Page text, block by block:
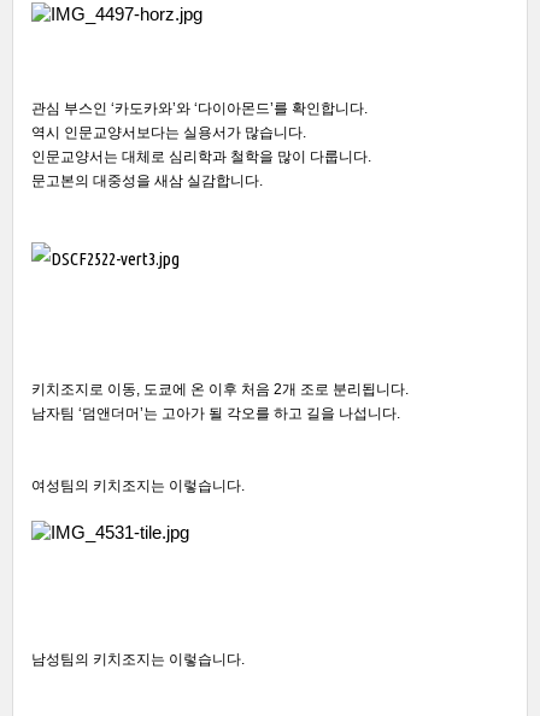
관심 부스인 ‘카도카와’와 ‘다이아몬드’를 확인합니다.
역시 인문교양서보다는 실용서가 많습니다.
인문교양서는 대체로 심리학과 철학을 많이 다룹니다.
문고본의 대중성을 새삼 실감합니다.
키치조지로 이동, 도쿄에 온 이후 처음 2개 조로 분리됩니다.
남자팀 ‘덤앤더머’는 고아가 될 각오를 하고 길을 나섭니다.
여성팀의 키치조지는 이렇습니다.
남성팀의 키치조지는 이렇습니다.